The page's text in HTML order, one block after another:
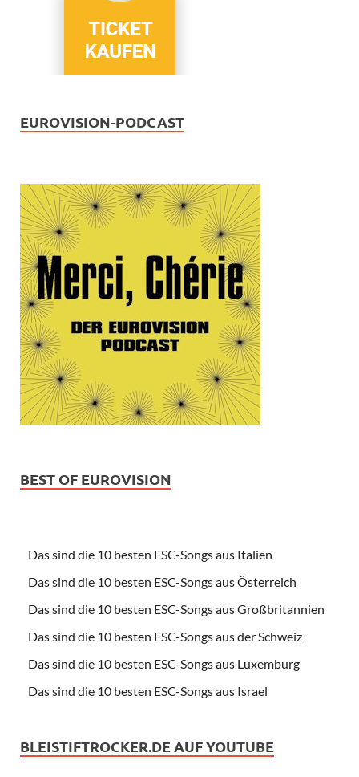
EUROVISION-PODCAST
BEST OF EUROVISION
Das sind die 10 besten ESC-Songs aus Italien
Das sind die 10 besten ESC-Songs aus Österreich
Das sind die 10 besten ESC-Songs aus Großbritannien
Das sind die 10 besten ESC-Songs aus der Schweiz
Das sind die 10 besten ESC-Songs aus Luxemburg
Das sind die 10 besten ESC-Songs aus Israel
BLEISTIFTROCKER.DE AUF YOUTUBE